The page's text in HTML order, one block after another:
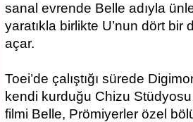
sanal evrende Belle adıyla
yaratıkla birlikte U’nun dört
açar.
Toei’de çalıştığı sürede
kendi kurduğu Chizu
filmi Belle, Prömiyerler özel